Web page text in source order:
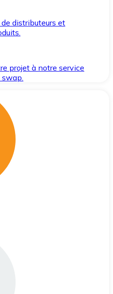
distributeurs et
projet à notre service